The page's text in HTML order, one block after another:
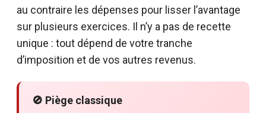
au contraire les dépenses pour lisser l’avantage
sur plusieurs exercices. Il n’y a pas de recette
unique : tout dépend de votre tranche
d’imposition et de vos autres revenus.
🚫 Piège classique